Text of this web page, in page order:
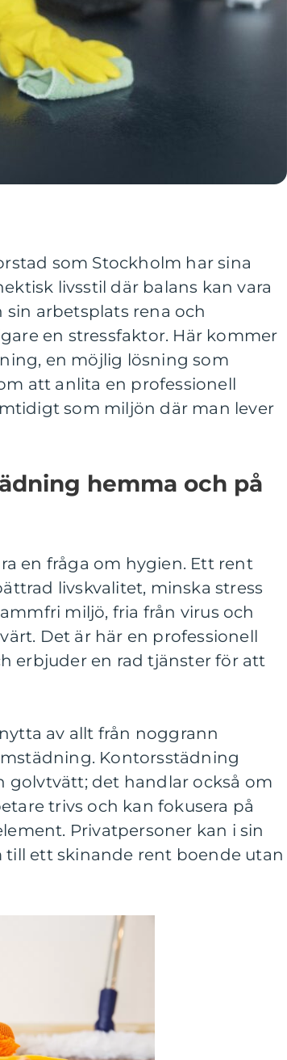
som Stockholm har sina
livsstil där balans kan vara
arbetsplats rena och
en stressfaktor. Här kommer
en möjlig lösning som
att anlita en professionell
som miljön där man lever
hemma och på
en fråga om hygien. Ett rent
livskvalitet, minska stress
miljö, fria från virus och
Det är här en professionell
erbjuder en rad tjänster för att
av allt från noggrann
Kontorsstädning
det handlar också om
trivs och kan fokusera på
Privatpersoner kan i sin
ett skinande rent boende utan